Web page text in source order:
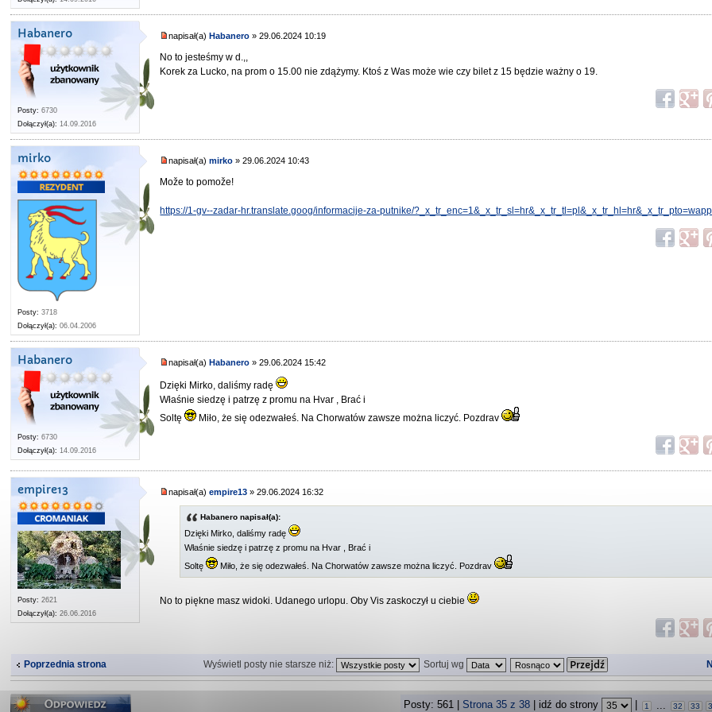
Habanero
Posty: 6730
Dołączył(a): 14.09.2016
napisał(a) Habanero » 29.06.2024 10:19
No to jesteśmy w d.,,
Korek za Lucko, na prom o 15.00 nie zdążymy. Ktoś z Was może wie czy bilet z 15 będzie ważny o 19.
mirko
Posty: 3718
Dołączył(a): 06.04.2006
napisał(a)mirko » 29.06.2024 10:43
Može to pomože!
https://1-gv--zadar-hr.translate.goog/informacije-za-putnike/?_x_tr_enc=1&_x_tr_sl=hr&_x_tr_tl=pl&_x_tr_hl=hr&_x_tr_pto=wapp
Habanero
Posty: 6730
Dołączył(a): 14.09.2016
napisał(a) Habanero » 29.06.2024 15:42
Dzięki Mirko, daliśmy radę
Właśnie siedzę i patrzę z promu na Hvar , Brać i
Soltę
Miło, że się odezwałeś. Na Chorwatów zawsze można liczyć. Pozdrav
empire13
Posty: 2621
Dołączył(a): 26.06.2016
napisał(a)empire13 » 29.06.2024 16:32
Habanero napisał(a):
Dzięki Mirko, daliśmy radę
Właśnie siedzę i patrzę z promu na Hvar , Brać i
Soltę
Miło, że się odezwałeś. Na Chorwatów zawsze można liczyć. Pozdrav
No to piękne masz widoki. Udanego urlopu. Oby Vis zaskoczył u ciebie
Poprzednia strona Wyświetl posty nie starsze niż: Sortuj wg
Odpowiedz Posty: 561 | Strona 35z 38| idź do strony 1 32 33